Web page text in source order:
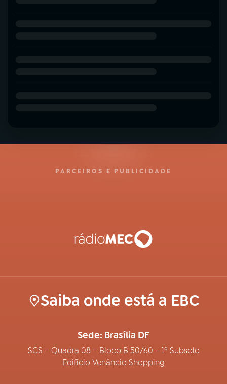
PARCEIROS E PUBLICIDADE
Saiba onde está a EBC
Sede: Brasília DF
SCS – Quadra 08 – Bloco B 50/60 – 1º Subsolo
Edifício Venâncio Shopping